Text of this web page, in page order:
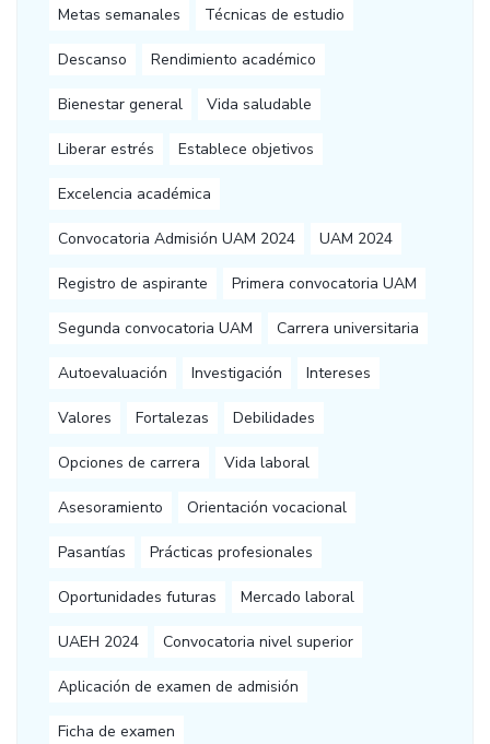
Metas semanales Técnicas de estudio
Descanso Rendimiento académico
Bienestar general Vida saludable
Liberar estrés Establece objetivos
Excelencia académica
Convocatoria Admisión UAM 2024 UAM 2024
Registro de aspirante Primera convocatoria UAM
Segunda convocatoria UAM Carrera universitaria
Autoevaluación Investigación Intereses
Valores Fortalezas Debilidades
Opciones de carrera Vida laboral
Asesoramiento Orientación vocacional
Pasantías Prácticas profesionales
Oportunidades futuras Mercado laboral
UAEH 2024 Convocatoria nivel superior
Aplicación de examen de admisión
Ficha de examen